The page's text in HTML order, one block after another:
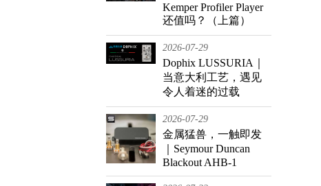
Kemper Profiler Player
还值吗？（上篇）
2026-07-29
Dophix LUSSURIA｜
当意大利工艺，遇见
令人着迷的过载
2026-07-29
金属猛兽，一触即发
｜Seymour Duncan
Blackout AHB-1